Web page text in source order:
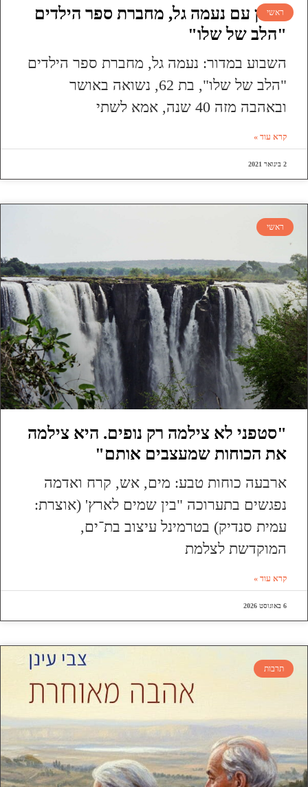
ראשי
ראיון עם נעמה גל, מחברת ספר הילדים
"הלב של שלו"
השבוע במדור: נעמה גל, מחברת ספר הילדים
"הלב של שלו", בת 62, נשואה באושר
ובאהבה מזה 40 שנה, אמא לשתי
קרא עוד »
2 בינואר 2021
ראשי
"סטפני לא צילמה רק נופים. היא צילמה
את הכוחות שמעצבים אותם"
ארבעה כוחות טבע: מים, אש, קרח ואדמה
נפגשים בתערוכה "בין שמים לארץ' (אוצרת:
עמית סנדיק) בטרמינל עיצוב בת־ים,
המוקדשת לצלמת
קרא עוד »
6 באוגוסט 2026
תרבות